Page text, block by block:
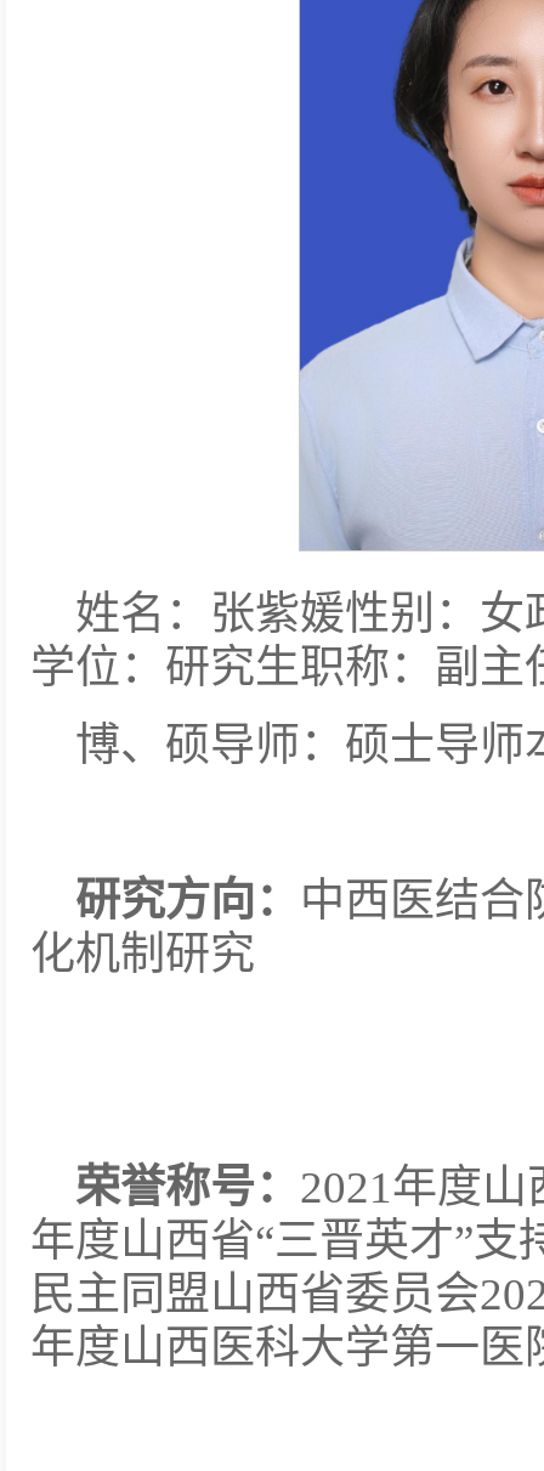
姓名：张紫媛性别：
学位：研究生职称：副主
博、硕导师：硕士导师
研究方向： 中西医结合
化机制研究
荣誉称号： 2021年度
年度山西省“三晋英才”
民主同盟山西省委员会
年度山西医科大学第一医